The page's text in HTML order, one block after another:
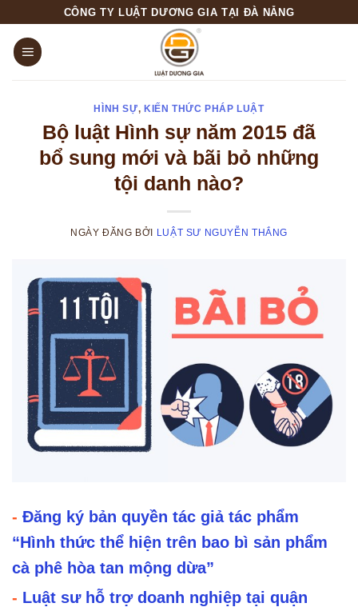
content
CÔNG TY LUẬT DƯƠNG GIA TẠI ĐÀ NẴNG
HÌNH SỰ, KIẾN THỨC PHÁP LUẬT
Bộ luật Hình sự năm 2015 đã
bổ sung mới và bãi bỏ những
tội danh nào?
NGÀY ĐĂNG BỞI LUẬT SƯ NGUYỄN THẮNG
- Đăng ký bản quyền tác giả tác phẩm
“Hình thức thể hiện trên bao bì sản phẩm
cà phê hòa tan mộng dừa”
- Luật sư hỗ trợ doanh nghiệp tại quận